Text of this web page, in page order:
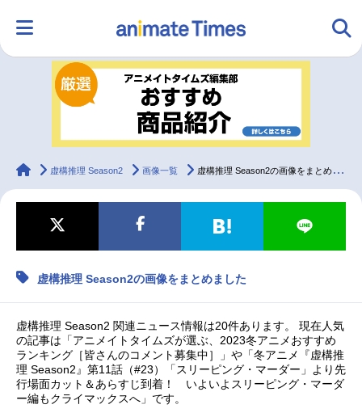
ランキング アニメ
ラジオ みんなの声
マンガ・ラノベ ゲーム・アプリ 音楽 コスプレ
2.5次元 配信・Vtuber トレンド
最新記事一覧
アニメ記事一覧 声優記事一覧
アニメ映画一覧 実写化映画一覧
animateTimes
虚構推理 Season2 画像一覧 虚構推理 Season2の画像をまとめました
虚構推理 Season2の画像をまとめました
虚構推理 Season2 関連ニュース情報は20件あります。 現在人気
の記事は「アニメイトタイムズが選ぶ、2023冬アニメおすすめ
ランキング［皆さんのコメント募集中］」や「冬アニメ『虚構推
理 Season2』第11話（#23）「スリーピング・マーダー」より先
行場面カット＆あらすじ到着！ いよいよスリーピング・マーダ
ー編もクライマックスへ」です。